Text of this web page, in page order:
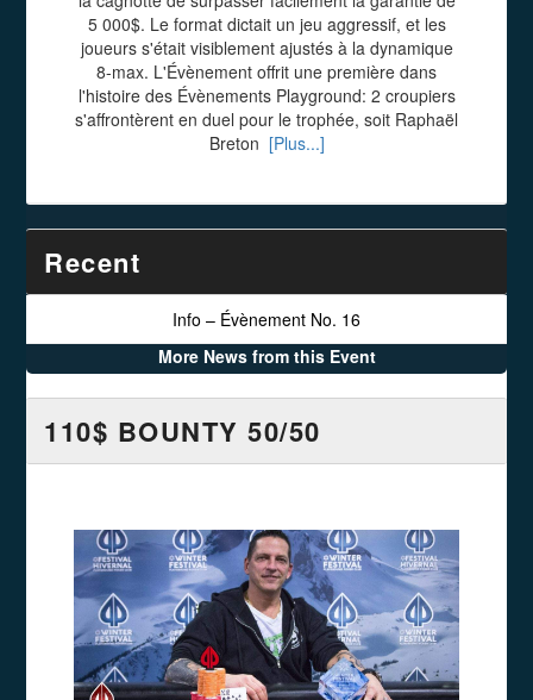
5 000$. Le format dictait un jeu aggressif, et les
joueurs s'était visiblement ajustés à la dynamique
8-max. L'Évènement offrit une première dans
l'histoire des Évènements Playground: 2 croupiers
s'affrontèrent en duel pour le trophée, soit Raphaël
Breton [Plus...]
Recent
Info – Évènement No. 16
More News from this Event
110$ BOUNTY 50/50